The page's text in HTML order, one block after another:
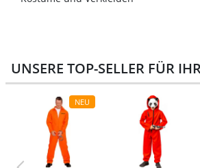
UNSERE TOP-SELLER FÜR
NEU